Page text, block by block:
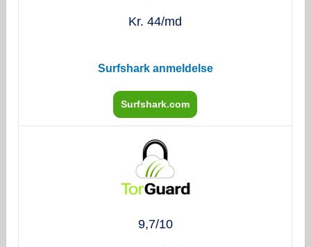
Kr. 44/md
Surfshark anmeldelse
Surfshark.com
9,7/10